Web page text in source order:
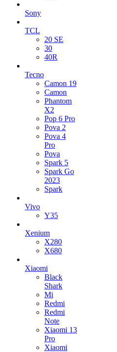
Sony
TCL
20 SE
30
40R
Tecno
Camon 19
Camon
Phantom
X2
Pop 6 Pro
Pova 2
Pova 4
Pro
Pova
Spark 5
Spark Go
2023
Spark
Vivo
Y35
Xenium
X280
X680
Xiaomi
Black
Shark
Mi
Redmi
Redmi
Note
Xiaomi 13
Pro
Xiaomi